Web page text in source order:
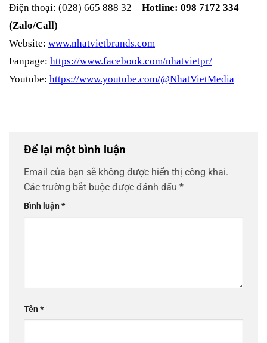
Điện thoại: (028) 665 888 32 – Hotline: 098 7172 334
(Zalo/Call)
Website: www.nhatvietbrands.com
Fanpage: https://www.facebook.com/nhatvietpr/
Youtube: https://www.youtube.com/@NhatVietMedia
Để lại một bình luận
Email của bạn sẽ không được hiển thị công khai.
Các trường bắt buộc được đánh dấu *
Bình luận*
Tên*